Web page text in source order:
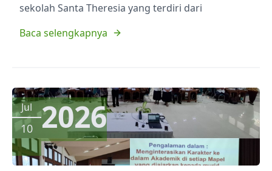
sekolah Santa Theresia yang terdiri dari
Baca selengkapnya
Jul
10 2026